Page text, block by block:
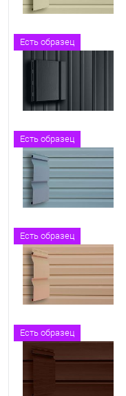
Есть образец
Есть образец
Есть образец
Есть образец